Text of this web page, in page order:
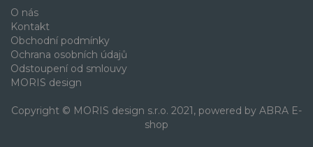
O nás
Kontakt
Obchodní podmínky
Ochrana osobních údajů
Odstoupení od smlouvy
MORIS design
Copyright © MORIS design s.r.o. 2021, powered by ABRA E-
shop